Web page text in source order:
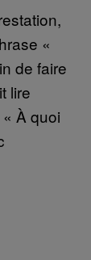
«
de faire
lire
À quoi